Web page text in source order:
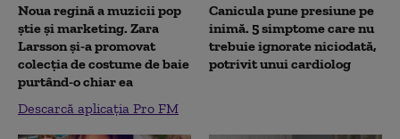
Noua regină a muzicii pop
știe și marketing. Zara
Larsson și-a promovat
colecția de costume de baie
purtând-o chiar ea
Descarcă aplicația Pro FM
Canicula pune presiune pe
inimă. 5 simptome care nu
trebuie ignorate niciodată,
potrivit unui cardiolog